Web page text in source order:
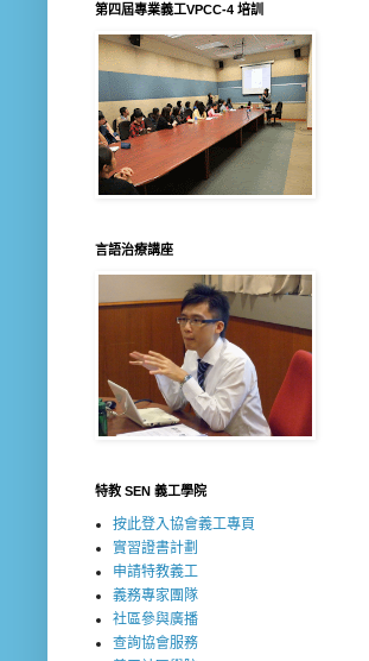
第四屆專業義工VPCC-4 培訓
言語治療講座
特教 SEN 義工學院
按此登入協會義工專頁
實習證書計劃
申請特教義工
義務專家團隊
社區參與廣播
查詢協會服務